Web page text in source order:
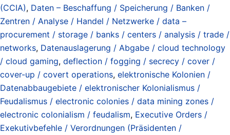
(CCIA), Daten – Beschaffung / Speicherung / Banken /
Zentren / Analyse / Handel / Netzwerke / data –
procurement / storage / banks / centers / analysis / trade /
networks, Datenauslagerung / Abgabe / cloud technology
/ cloud gaming, deflection / fogging / secrecy / cover /
cover-up / covert operations, elektronische Kolonien /
Datenabbaugebiete / elektronischer Kolonialismus /
Feudalismus / electronic colonies / data mining zones /
electronic colonialism / feudalism, Executive Orders /
Exekutivbefehle / Verordnungen (Präsidenten /